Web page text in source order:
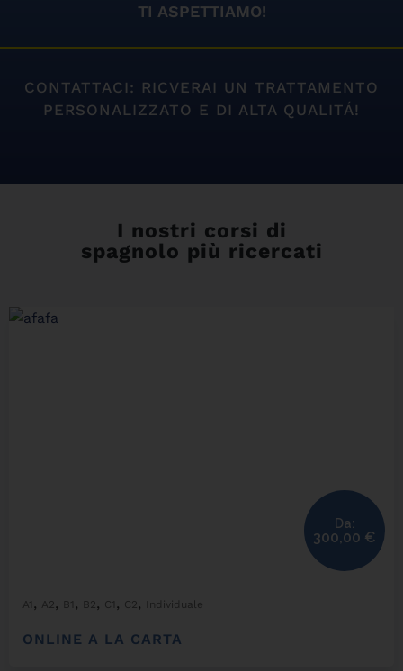
TI ASPETTIAMO!
CONTATTACI: RICVERAI UN TRATTAMENTO
PERSONALIZZATO E DI ALTA QUALITÁ!
I nostri corsi di
spagnolo più ricercati
A1 , A2 , B1 , B2 , C1 , C2 , Individuale
ONLINE A LA CARTA
Da:
300,00 €